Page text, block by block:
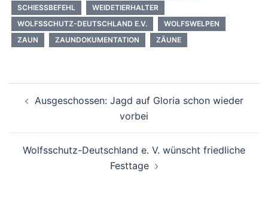
SCHIESSBEFEHL
WEIDETIERHALTER
WOLFSSCHUTZ-DEUTSCHLAND E.V.
WOLFSWELPEN
ZAUN
ZAUNDOKUMENTATION ZÄUNE
Ausgeschossen: Jagd auf Gloria schon wieder
vorbei
Wolfsschutz-Deutschland e. V. wünscht friedliche
Festtage